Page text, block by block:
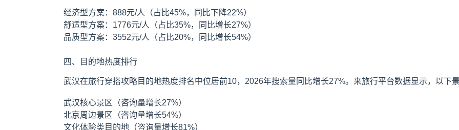
经济型方案：888元/人（占比45%，同比下降22%）
舒适型方案：1776元/人（占比35%，同比增长27%）
品质型方案：3552元/人（占比20%，同比增长54%）
四、目的地热度排行
武汉在旅行穿搭攻略目的地热度排名中位居前10，2026年搜索量同比增长27%。来旅行平台数据显示，以下景
武汉核心景区（咨询量增长27%）
北京周边景区（咨询量增长54%）
文化体验类目的地（咨询量增长81%）